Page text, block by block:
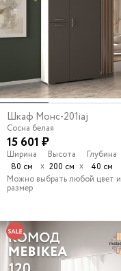
Шкаф Монс-201iaj
Сосна белая
15 601 ₽
Ширина
80 см
х
Высота
200 см х
Глубина
40 см
Можно выбрать любой цвет и
размер